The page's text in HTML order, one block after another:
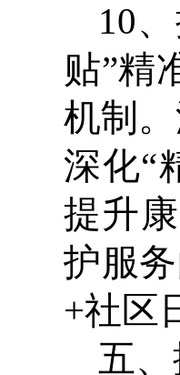
10
贴”精
机制
深化“
提升
护服
+社区
五